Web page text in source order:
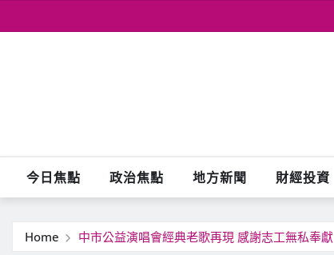
to
今日焦點 政治焦點 地方新聞 財經投資
Home 中市公益演唱會經典老歌再現 感謝志工無私奉獻